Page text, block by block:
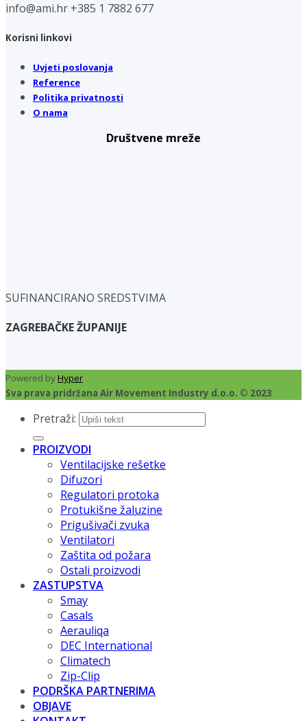
info@ami.hr +385 1 7882 677
Korisni linkovi
Uvjeti poslovanja
Reference
Politika privatnosti
O nama
Društvene mreže
SUFINANCIRANO SREDSTVIMA
ZAGREBAČKE ŽUPANIJE
Powered byHyper
Sva prava pridržana Air Movement Industry d.o.o. © 2023
Pretraži:
PROIZVODI
Ventilacijske rešetke
Difuzori
Regulatori protoka
Protukišne žaluzine
Prigušivači zvuka
Ventilatori
Zaštita od požara
Ostali proizvodi
ZASTUPSTVA
Smay
Casals
Aerauliqa
DEC International
Climatech
Zip-Clip
PODRŠKA PARTNERIMA
OBJAVE